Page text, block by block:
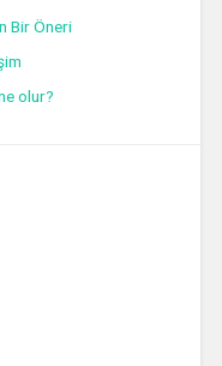
Bir Öneri
olur?